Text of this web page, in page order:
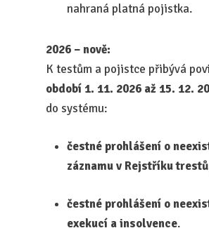
nahraná platná pojistka.
2026 – nově:
K testům a pojistce přibývá
období 1. 11. 2026 až 15. 12.
do systému:
čestné prohlášení o
záznamu v Rejstříku trestů
čestné prohlášení o
exekucí a insolvence.